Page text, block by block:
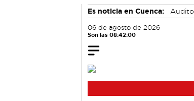
Es noticia en Cuenca:
06 de agosto de 2026
Son las 08:42:00